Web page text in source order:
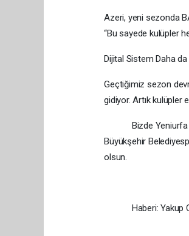
Azeri, yeni sezonda
“Bu sayede kulüpler
Dijital Sistem Daha da
Geçtiğimiz sezon
gidiyor. Artık kulüpler
Bizde Yeniurfa
Büyükşehir
olsun.
Haberi: Yakup